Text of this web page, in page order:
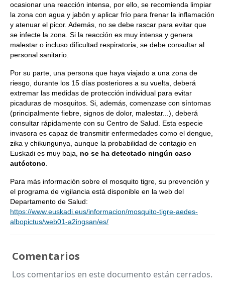
ocasionar una reacción intensa, por ello, se recomienda limpiar
la zona con agua y jabón y aplicar frío para frenar la inflamación
y atenuar el picor. Además, no se debe rascar para evitar que
se infecte la zona. Si la reacción es muy intensa y genera
malestar o incluso dificultad respiratoria, se debe consultar al
personal sanitario.
Por su parte, una persona que haya viajado a una zona de
riesgo, durante los 15 días posteriores a su vuelta, deberá
extremar las medidas de protección individual para evitar
picaduras de mosquitos. Si, además, comenzase con síntomas
(principalmente fiebre, signos de dolor, malestar...), deberá
consultar rápidamente con su Centro de Salud. Esta especie
invasora es capaz de transmitir enfermedades como el dengue,
zika y chikungunya, aunque la probabilidad de contagio en
Euskadi es muy baja, no se ha detectado ningún caso
autóctono
Para más información sobre el mosquito tigre, su prevención y
el programa de vigilancia está disponible en la web del
Departamento de Salud:
https://www.euskadi.eus/informacion/mosquito-tigre-aedes-
albopictus/web01-a2ingsan/es/
Comentarios
Los comentarios en este documento están cerrados.